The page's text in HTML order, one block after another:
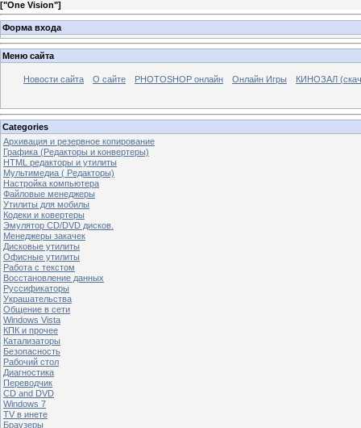
["One Vision"]
Форма входа
Меню сайта
Новости сайта О сайте PHOTOSHOP онлайн Онлайн Игры КИНОЗАЛ
Categories
Архивация и резервное копирование
Графика (Редакторы и конвертеры)
HTML редакторы и утилиты
Мультимедиа ( Редакторы)
Настройка компьютера
Файловые менеджеры
Утилиты для мобилы
Кодеки и ковертеры
Эмулятор CD/DVD дисков.
Менеджеры закачек
Дисковые утилиты
Офисные утилиты
Работа с текстом
Восстановление данных
Руссификаторы
Украшательства
Общение в сети
Windows Vista
КПК и прочее
Катализаторы
Безопасность
Рабочий стол
Диагностика
Переводчик
CD and DVD
Windows 7
TV в инете
Браузеры